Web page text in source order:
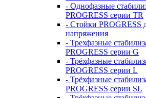
- Однофазные
PROGRESS серии TR
- Стойки PROGRESS
напряжения
- Трехфазные
PROGRESS серии G
- Трёхфазные
PROGRESS серии L
- Трёхфазные
PROGRESS серии SL